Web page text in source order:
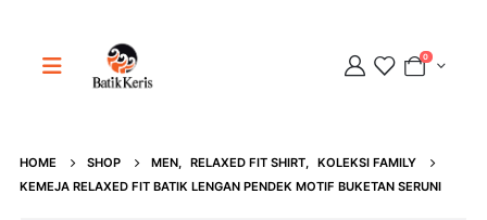
0
HOME SHOP MEN, RELAXED FIT SHIRT, KOLEKSI FAMILY
KEMEJA RELAXED FIT BATIK LENGAN PENDEK MOTIF BUKETAN SERUNI
Adipati
Online